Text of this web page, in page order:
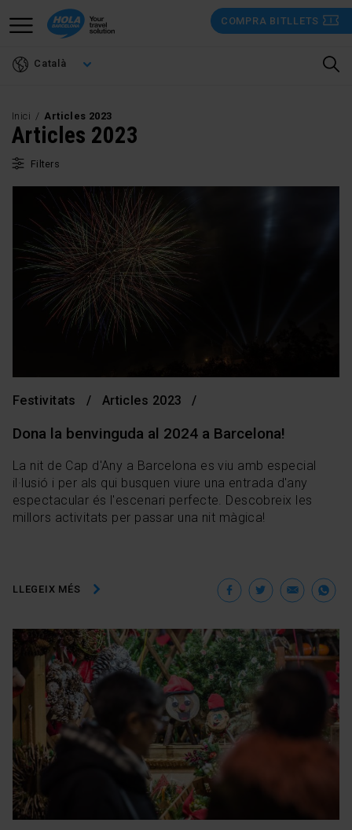
COMPRA BITLLETS
Català
Inici Articles 2023
Articles 2023
Filters
Festivitats Articles 2023
Dona la benvinguda al 2024 a Barcelona!
La nit de Cap d'Any a Barcelona es viu amb especial
il·lusió i per als qui busquen viure una entrada d'any
espectacular és l'escenari perfecte. Descobreix les
millors activitats per passar una nit màgica!
LLEGEIX MÉS Facebook
Twitter